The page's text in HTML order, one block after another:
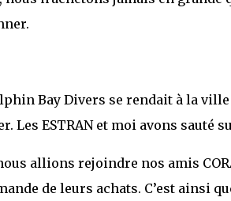
Bay Divers se rendait à la ville
Les ESTRAN et moi avons sauté
allions rejoindre nos amis
de leurs achats. C’est ainsi